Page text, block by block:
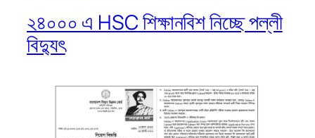
২৪০০০ এ HSC শিক্ষানবিশ নিচ্ছে পল্লী
বিদ্যুৎ